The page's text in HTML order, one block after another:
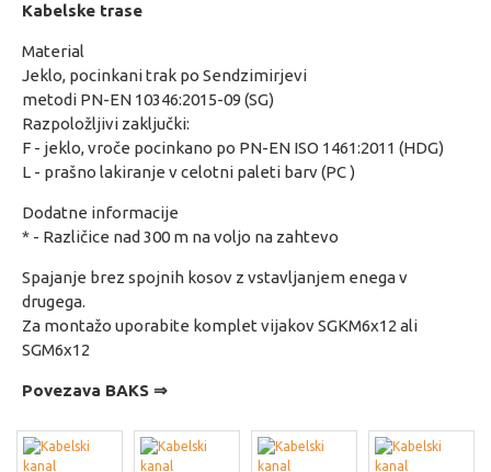
Kabelske trase
Material
Jeklo, pocinkani trak po Sendzimirjevi
metodi PN-EN 10346:2015-09 (SG)
Razpoložljivi zaključki:
F - jeklo, vroče pocinkano po PN-EN ISO 1461:2011 (HDG)
L - prašno lakiranje v celotni paleti barv (PC )
Dodatne informacije
* - Različice nad 300 m na voljo na zahtevo
Spajanje brez spojnih kosov z vstavljanjem enega v
drugega.
Za montažo uporabite komplet vijakov SGKM6x12 ali
SGM6x12
Povezava BAKS ⇒